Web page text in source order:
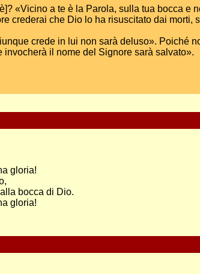
«Vicino a te è la Parola, sulla tua bocca
crederai che Dio lo ha risuscitato dai
crede in lui non sarà deluso». Poiché
invocherà il nome del Signore sarà salvato».
gloria!
bocca di Dio.
gloria!